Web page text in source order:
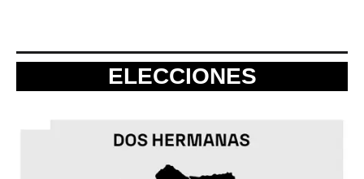
ELECCIONES